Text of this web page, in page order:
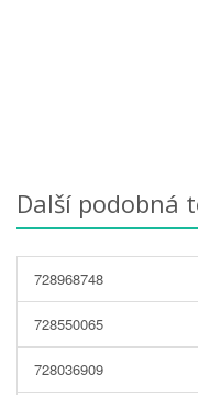
Další podobná
728968748
728550065
728036909